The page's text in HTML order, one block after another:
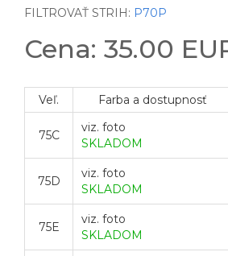
FILTROVAŤ STRIH: P70P
Cena: 35.00
Veľ. Farba a dostupnosť
75C
viz. foto
SKLADOM
75D
viz. foto
SKLADOM
75E
viz. foto
SKLADOM